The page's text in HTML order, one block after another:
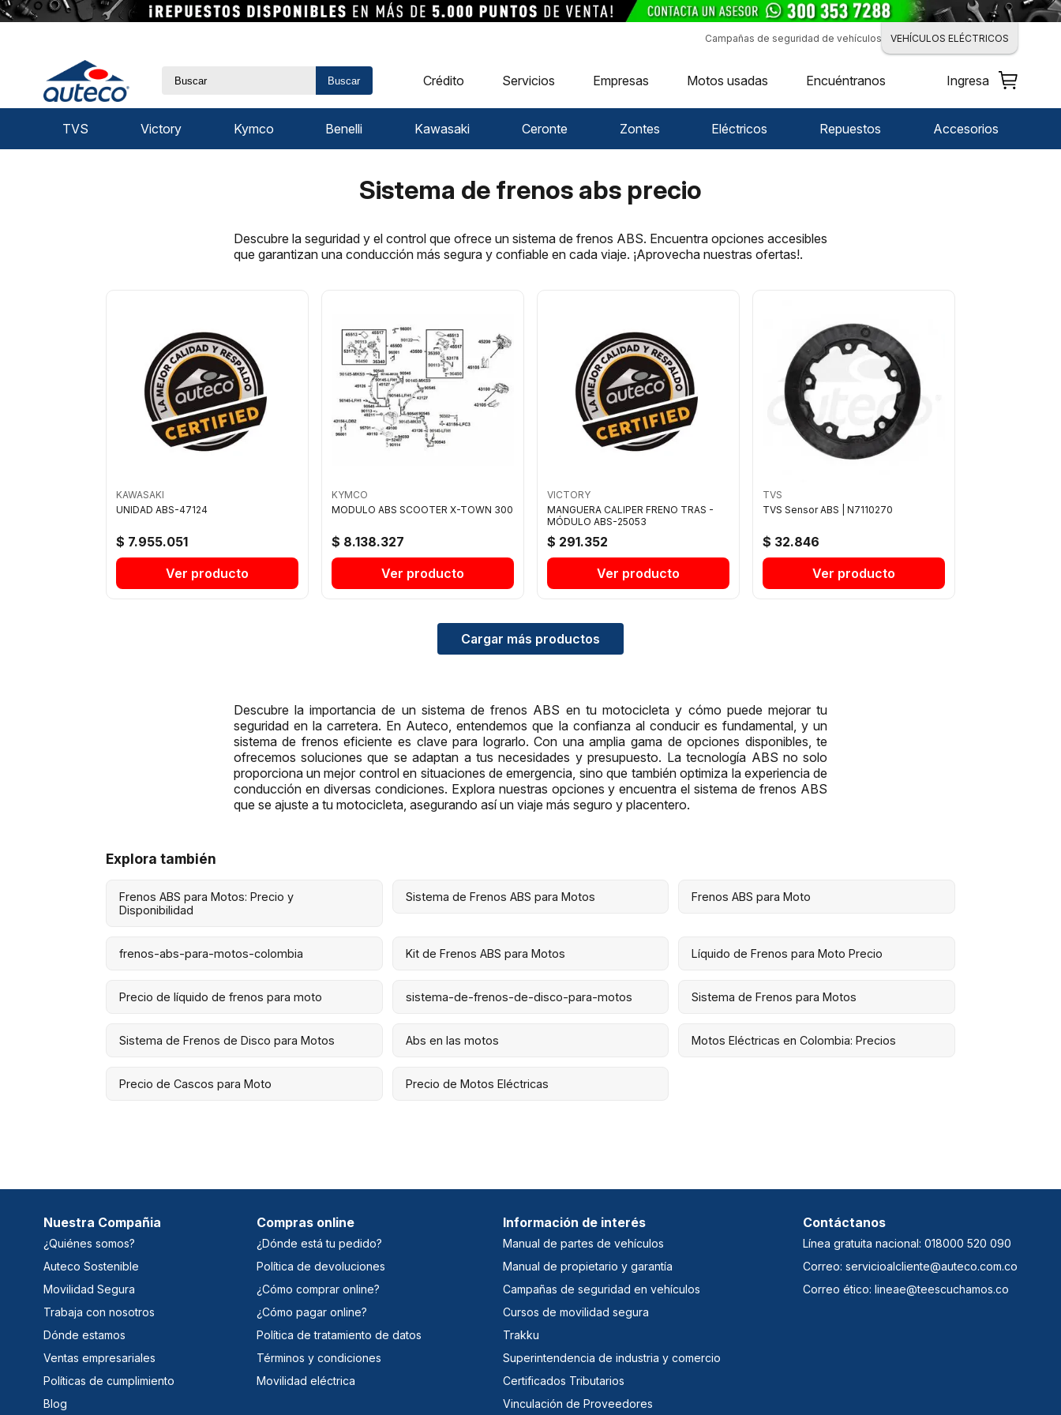
Campañas de seguridad de vehículos VEHÍCULOS ELÉCTRICOS
Buscar Crédito Servicios Empresas Motos usadas Encuéntranos Ingresa
TVS Victory Kymco Benelli Kawasaki Ceronte Zontes Eléctricos Repuestos Accesorios
Sistema de frenos abs precio
Descubre la seguridad y el control que ofrece un sistema de frenos ABS. Encuentra opciones accesibles
que garantizan una conducción más segura y confiable en cada viaje. ¡Aprovecha nuestras ofertas!.
KAWASAKI
UNIDAD ABS-47124
$ 7.955.051
Ver producto
KYMCO
MODULO ABS SCOOTER X-TOWN 300
$ 8.138.327
Ver producto
VICTORY
MANGUERA CALIPER FRENO TRAS -
MÓDULO ABS-25053
$ 291.352
Ver producto
TVS
TVS Sensor ABS | N7110270
$ 32.846
Ver producto
Cargar más productos
Descubre la importancia de un sistema de frenos ABS en tu motocicleta y cómo puede mejorar tu
seguridad en la carretera. En Auteco, entendemos que la confianza al conducir es fundamental, y un
sistema de frenos eficiente es clave para lograrlo. Con una amplia gama de opciones disponibles, te
ofrecemos soluciones que se adaptan a tus necesidades y presupuesto. La tecnología ABS no solo
proporciona un mejor control en situaciones de emergencia, sino que también optimiza la experiencia de
conducción en diversas condiciones. Explora nuestras opciones y encuentra el sistema de frenos ABS
que se ajuste a tu motocicleta, asegurando así un viaje más seguro y placentero.
Explora también
Frenos ABS para Motos: Precio y
Disponibilidad
Sistema de Frenos ABS para Motos Frenos ABS para Moto
frenos-abs-para-motos-colombia Kit de Frenos ABS para Motos Líquido de Frenos para Moto Precio
Precio de líquido de frenos para moto sistema-de-frenos-de-disco-para-motos Sistema de Frenos para Motos
Sistema de Frenos de Disco para Motos Abs en las motos Motos Eléctricas en Colombia: Precios
Precio de Cascos para Moto Precio de Motos Eléctricas
Nuestra Compañia
¿Quiénes somos?
Auteco Sostenible
Movilidad Segura
Trabaja con nosotros
Dónde estamos
Ventas empresariales
Políticas de cumplimiento
Blog
Compras online
¿Dónde está tu pedido?
Política de devoluciones
¿Cómo comprar online?
¿Cómo pagar online?
Política de tratamiento de datos
Términos y condiciones
Movilidad eléctrica
Información de interés
Manual de partes de vehículos
Manual de propietario y garantía
Campañas de seguridad en vehículos
Cursos de movilidad segura
Trakku
Superintendencia de industria y comercio
Certificados Tributarios
Vinculación de Proveedores
Contáctanos
Línea gratuita nacional: 018000 520 090
Correo: servicioalcliente@auteco.com.co
Correo ético: lineae@teescuchamos.co